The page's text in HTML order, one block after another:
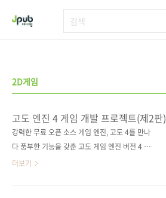
2D게임
고도 엔진 4 게임 개발 프로젝트(제2판)
강력한 무료 오픈 소스 게임 엔진, 고도 4를 만나
다 풍부한 기능을 갖춘 고도 게임 엔진 버전 4 입
문서. 다양한 신기능을 갖춘 고도 4는 고가의 상
더보기